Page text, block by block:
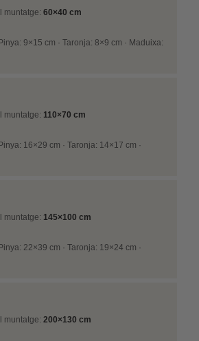
muntatge:60×40 cm
9×15 cm · Taronja: 8×9 cm · Maduixa:
muntatge: 110×70 cm
16×29 cm · Taronja: 14×17 cm ·
muntatge: 145×100 cm
22×39 cm · Taronja: 19×24 cm ·
muntatge:200×130 cm